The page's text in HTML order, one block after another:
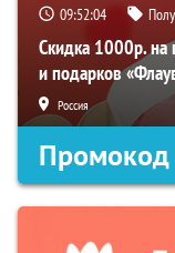
09:52:03
Скидка 1000р. на
и подарков
Россия
Промокод